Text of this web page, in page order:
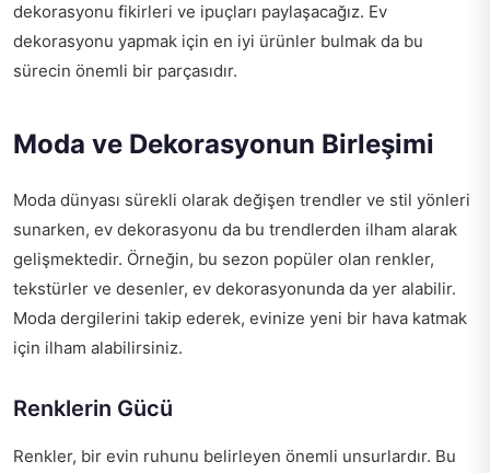
dekorasyonu fikirleri ve ipuçları paylaşacağız. Ev
dekorasyonu yapmak için en iyi ürünler bulmak da bu
sürecin önemli bir parçasıdır.
Moda ve Dekorasyonun Birleşimi
Moda dünyası sürekli olarak değişen trendler ve stil yönleri
sunarken, ev dekorasyonu da bu trendlerden ilham alarak
gelişmektedir. Örneğin, bu sezon popüler olan renkler,
tekstürler ve desenler, ev dekorasyonunda da yer alabilir.
Moda dergilerini takip ederek, evinize yeni bir hava katmak
için ilham alabilirsiniz.
Renklerin Gücü
Renkler, bir evin ruhunu belirleyen önemli unsurlardır. Bu